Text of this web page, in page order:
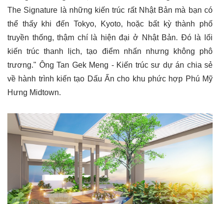
The Signature là những kiến trúc rất Nhật Bản mà bạn có
thể thấy khi đến Tokyo, Kyoto, hoặc bất kỳ thành phố
truyền thống, thậm chí là hiện đại ở Nhật Bản. Đó là lối
kiến trúc thanh lịch, tạo điểm nhấn nhưng không phô
trương." Ông Tan Gek Meng - Kiến trúc sư dự án chia sẻ
về hành trình kiến tạo Dấu Ấn cho khu phức hợp Phú Mỹ
Hưng Midtown.